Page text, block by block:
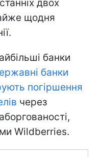
двох
щодня
банки
банки
погіршення
через
Wildberries.